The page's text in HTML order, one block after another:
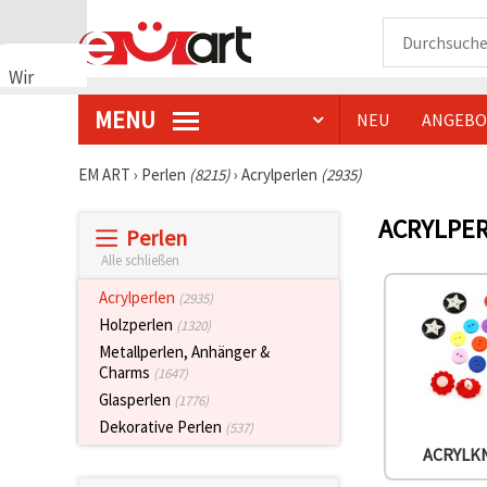
Wir
verwenden
ordnungsgemäße
Nutzungserlebnis
Einwilligung,
MENU NEU
EM ART › Perlen (8215)› Acrylperlen (2935)
Perlen
Alle schließen
Acrylperlen (2935)
Holzperlen (1320)
Metallperlen, Anhänger &
Charms (1647)
Glasperlen (1776)
Dekorative Perlen (537)